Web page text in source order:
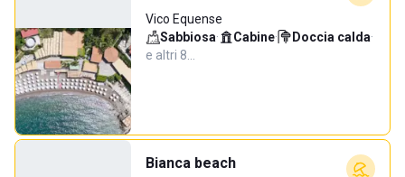
Vico Equense
Sabbiosa· Cabine· Doccia calda·
e altri 8…
Bianca beach